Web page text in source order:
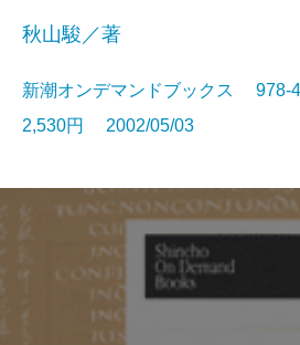
秋山駿／著
新潮オンデマンドブックス 978-
2,530円 2002/05/03